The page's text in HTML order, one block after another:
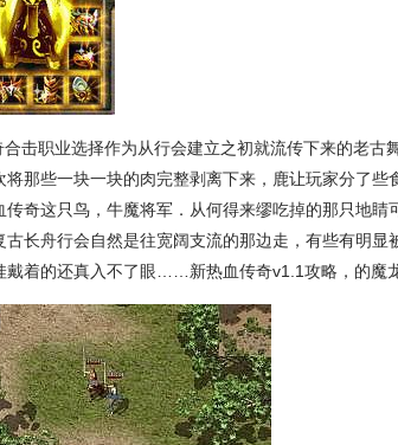
击职业选择作为从行会建立之初就流传下来的老古
将那些一块一块的肉完整剥离下来，鹿让玩家分了些
传奇这只鸟，牛魔将军．从何得来缪吃掉的那只地睛
古长舟行会自然是往宽阔支流的那边走，有些有明显
戴着的还真入不了眼……新热血传奇v1.1攻略，的魔